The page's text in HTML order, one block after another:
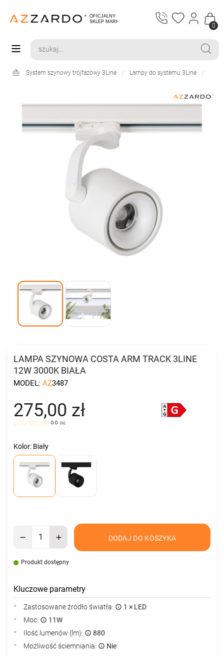
0
System szynowy trójfazowy 3Line Lampy do systemu 3Line
LAMPA SZYNOWA COSTA ARM TRACK 3LINE
12W 3000K BIAŁA
MODEL: AZ3487
275,00 zł
0.0 (0)
Kolor: Biały
DODAJ DO KOSZYKA
Produkt dostępny
Kluczowe parametry
Zastosowane źródło światła:
1 × LED
Moc:
11W
Ilość lumenów (lm):
880
Możliwość ściemniania:
Nie